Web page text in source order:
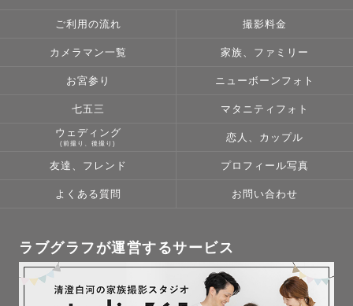
《  📅 地域別撮影可能日時  》更新
（※前後の撮影地との兼ね合いより）
ご不安な点がございましたらご依頼前にインスタdm、公式
LINEよりお問い合わせくださいませ💌
《 🫧 指名料について 》
⌇リピーターさん割引あります（お申し込み前にご連絡くだ
さいませ💌）
※みてねアプリからのご依頼は対象外となります。
ご利用の流れ 撮影料金
カメラマン一覧 家族、ファミリー
お宮参り ニューボーンフォト
七五三 マタニティフォト
ウェディング
(前撮り、後撮り)
恋人、カップル
友達、フレンド プロフィール写真
よくある質問 お問い合わせ
ラブグラフが運営するサービス